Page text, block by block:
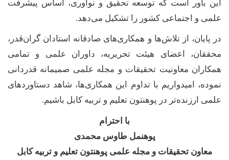
این باور است که توسعه تحقیق و نوآوری، اساس پیشرفت
علمی و اجتماعی کشور را تشکیل می‌دهد.
در پایان، از تلاش‌ها و همکاری‌های صادقانه استادان گران‌قدر،
محققان، اعضای هیئت تحریریه، داوران علمی و تمامی
همکاران معاونیت تحقیقات و مجله علمی صمیمانه قدردانی
نموده، امیدواریم با تداوم این همکاری‌ها، شاهد دستاوردهای
علمی ارزنده‌تر در پوهنتون تعلیم و تربیه کابل باشیم.
با احترام
پوهنمل طاوس محمدی
معاون تحقیقات و مجله علمی پوهنتون تعلیم و تربیه کابل